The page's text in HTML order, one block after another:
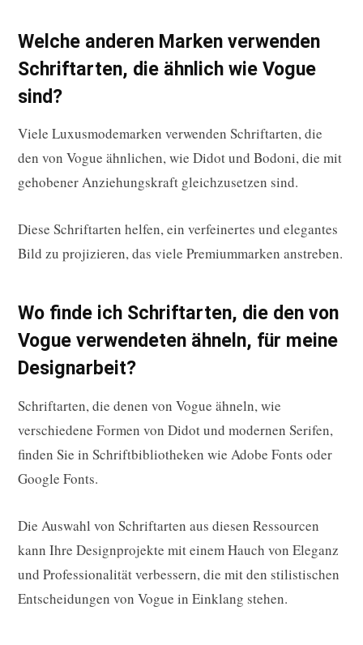
Welche anderen Marken verwenden
Schriftarten, die ähnlich wie Vogue
sind?
Viele Luxusmodemarken verwenden Schriftarten, die
den von Vogue ähnlichen, wie Didot und Bodoni, die mit
gehobener Anziehungskraft gleichzusetzen sind.
Diese Schriftarten helfen, ein verfeinertes und elegantes
Bild zu projizieren, das viele Premiummarken anstreben.
Wo finde ich Schriftarten, die den von
Vogue verwendeten ähneln, für meine
Designarbeit?
Schriftarten, die denen von Vogue ähneln, wie
verschiedene Formen von Didot und modernen Serifen,
finden Sie in Schriftbibliotheken wie Adobe Fonts oder
Google Fonts.
Die Auswahl von Schriftarten aus diesen Ressourcen
kann Ihre Designprojekte mit einem Hauch von Eleganz
und Professionalität verbessern, die mit den stilistischen
Entscheidungen von Vogue in Einklang stehen.